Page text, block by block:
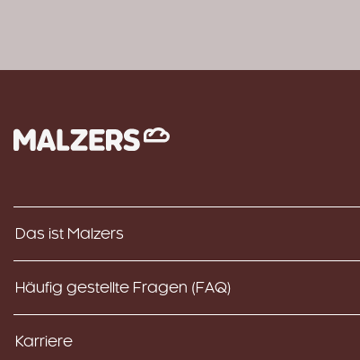
Das ist Malzers
Häufig gestellte Fragen (FAQ)
Karriere